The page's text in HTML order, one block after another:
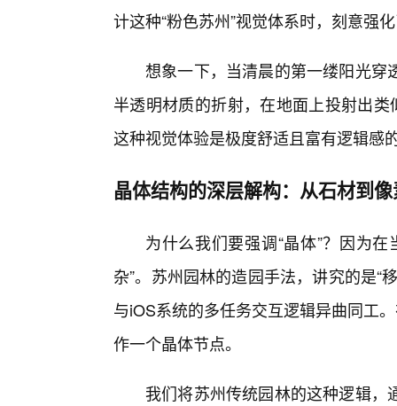
计这种“粉色苏州”视觉体系时，刻意强
想象一下，当清晨的第一缕阳光穿
半透明材质的折射，在地面上投射出
这种视觉体验是极度舒适且富有逻辑感
晶体结构的深层解构：从石材到
为什么我们要强调“晶体”？因为
杂”。苏州园林的造园手法，讲究的是“
与iOS系统的多任务交互逻辑异曲同工
作一个晶体节点。
我们将苏州传统园林的这种逻辑